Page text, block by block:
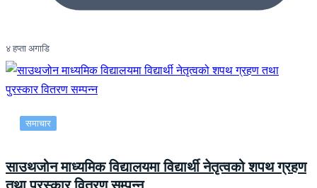
४ हप्ता अगाडि
समाचार
साउथजोन माध्यमिक विद्यालयमा विद्यार्थी नेतृत्वको शपथ ग्रहण